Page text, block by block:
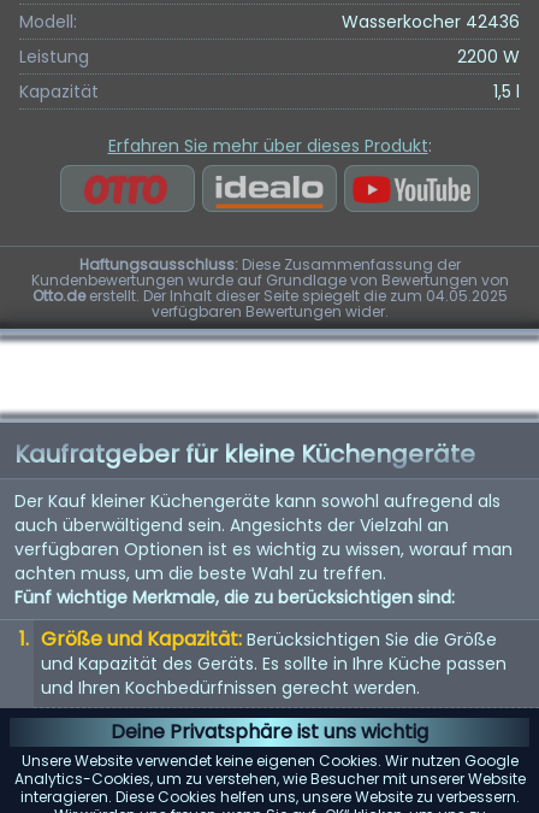
Deine Privatsphäre ist uns wichtig
Unsere Website verwendet keine eigenen Cookies. Wir nutzen Google
Analytics-Cookies, um zu verstehen, wie Besucher mit unserer Website
interagieren. Diese Cookies helfen uns, unsere Website zu verbessern.
Modell:
Wasserkocher 42436
Leistung
2200 W
Kapazität
1,5 l
Erfahren Sie mehr über dieses Produkt:
Haftungsausschluss:Diese Zusammenfassung der
Kundenbewertungen wurde auf Grundlage von Bewertungen von
Otto.deerstellt. Der Inhalt dieser Seite spiegelt die zum 04.05.2025
verfügbaren Bewertungen wider.
Kaufratgeber für kleine Küchengeräte
Der Kauf kleiner Küchengeräte kann sowohl aufregend als
auch überwältigend sein. Angesichts der Vielzahl an
verfügbaren Optionen ist es wichtig zu wissen, worauf man
achten muss, um die beste Wahl zu treffen.
Fünf wichtige Merkmale, die zu berücksichtigen sind:
Größe und Kapazität: Berücksichtigen Sie die Größe
und Kapazität des Geräts. Es sollte in Ihre Küche passen
und Ihren Kochbedürfnissen gerecht werden.
Energieeffizienz: Energieeffiziente Geräte sparen nicht
nur Geld bei der Stromrechnung, sondern sind auch
umweltfreundlich.